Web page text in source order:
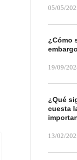
05/05/
¿Cómo
19/09/
¿Qué
cuesta
13/02/